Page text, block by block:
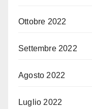
Ottobre 2022
Settembre 2022
Agosto 2022
Luglio 2022